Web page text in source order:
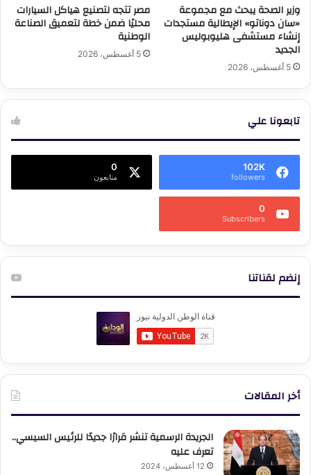
وزير الصحة يبحث مع مجموعة
«سان دوناتو» الإيطالية مستجدات
إنشاء مستشفى هليوبوليس
الجديد
5 أغسطس، 2026
مصر تتجه لتصنيع هياكل السيارات
محليًا ضمن خطة لتعميق الصناعة
الوطنية
5 أغسطس، 2026
تابعونا علي
102K
followers
0
متابعون
0
Subscribers
إنضم لقناتنا
أخر المقالات
الجريدة الرسمية تنشر قرارًا جديدًا للرئيس السيسي..
تعرف عليه
12 أغسطس، 2024